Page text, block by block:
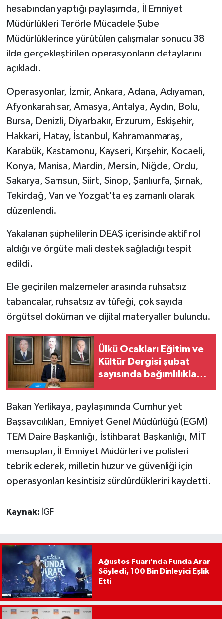
hesabından yaptığı paylaşımda, İl Emniyet
Müdürlükleri Terörle Mücadele Şube
Müdürlüklerince yürütülen çalışmalar sonucu 38
ilde gerçekleştirilen operasyonların detaylarını
açıkladı.
Operasyonlar, İzmir, Ankara, Adana, Adıyaman,
Afyonkarahisar, Amasya, Antalya, Aydın, Bolu,
Bursa, Denizli, Diyarbakır, Erzurum, Eskişehir,
Hakkari, Hatay, İstanbul, Kahramanmaraş,
Karabük, Kastamonu, Kayseri, Kırşehir, Kocaeli,
Konya, Manisa, Mardin, Mersin, Niğde, Ordu,
Sakarya, Samsun, Siirt, Sinop, Şanlıurfa, Şırnak,
Tekirdağ, Van ve Yozgat'ta eş zamanlı olarak
düzenlendi.
Yakalanan şüphelilerin DEAŞ içerisinde aktif rol
aldığı ve örgüte mali destek sağladığı tespit
edildi.
Ele geçirilen malzemeler arasında ruhsatsız
tabancalar, ruhsatsız av tüfeği, çok sayıda
örgütsel doküman ve dijital materyaller bulundu.
Ülkü Ocakları Eğitim ve
Kültür Dergisi şubat
sayısında bağımlılıkla
Bakan Yerlikaya, paylaşımında Cumhuriyet
Başsavcılıkları, Emniyet Genel Müdürlüğü (EGM)
TEM Daire Başkanlığı, İstihbarat Başkanlığı, MİT
mensupları, İl Emniyet Müdürleri ve polisleri
tebrik ederek, milletin huzur ve güvenliği için
operasyonları kesintisiz sürdürdüklerini kaydetti.
Kaynak: İGF
Ağustos Fuarı’nda Funda Arar
Söyledi, 100 Bin Dinleyici Eşlik
Etti